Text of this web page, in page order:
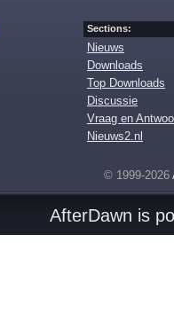
Sections:
Nieuws
Downloads
Top Downloads
Discussie
Vraag en
Nieuws2.nl
© 1999-2026
AfterDawn is